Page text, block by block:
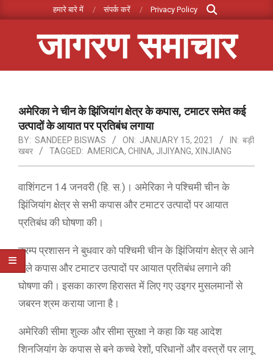
to
हमारे बारे में संपर्क करें Privacy Policy
Search
जागरण समाचार
Menuअमेरिका ने चीन के झिंजियांग क्षेत्र के कपास, टमाटर समेत कई
उत्पादों के आयात पर प्रतिबंध लगाया
BY: SANDEEP BISWAS ON: JANUARY 15, 2021 IN: बड़ी
खबर
TAGGED: AMERICA, CHINA, JIJIYANG, XINJIANG
वाशिंगटन 14 जनवरी (हि. स.)। अमेरिका ने पश्चिमी चीन के
झिंजियांग क्षेत्र से सभी कपास और टमाटर उत्पादों पर आयात
प्रतिबंध की घोषणा की।
ट्रम्प प्रशासन ने बुधवार को पश्चिमी चीन के झिंजियांग क्षेत्र से आने
वाले कपास और टमाटर उत्पादों पर आयात प्रतिबंध लगाने की
घोषणा की। इसका कारण हिरासत में लिए गए उइगर मुसलमानों से
जबरन श्रम कराया जाना है।
अमेरिकी सीमा शुल्क और सीमा सुरक्षा ने कहा कि यह आदेश
शिनजियांग के कपास से बने कच्चे रेशों, परिधानों और वस्त्रों पर लागू